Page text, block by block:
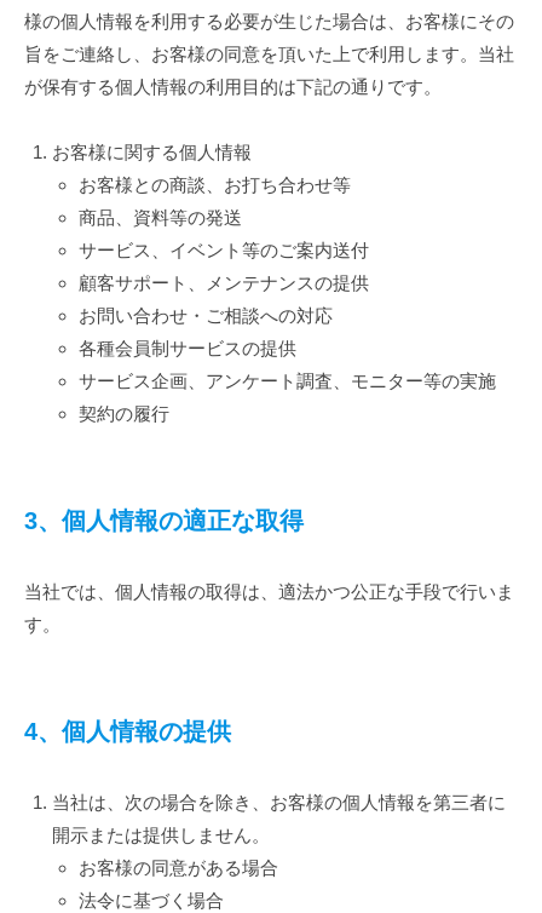
様の個人情報を利用する必要が生じた場合は、お客様にその
旨をご連絡し、お客様の同意を頂いた上で利用します。当社
が保有する個人情報の利用目的は下記の通りです。
お客様に関する個人情報
お客様との商談、お打ち合わせ等
商品、資料等の発送
サービス、イベント等のご案内送付
顧客サポート、メンテナンスの提供
お問い合わせ・ご相談への対応
各種会員制サービスの提供
サービス企画、アンケート調査、モニター等の実施
契約の履行
3、個人情報の適正な取得
当社では、個人情報の取得は、適法かつ公正な手段で行いま
す。
4、個人情報の提供
当社は、次の場合を除き、お客様の個人情報を第三者に
開示または提供しません。
お客様の同意がある場合
法令に基づく場合